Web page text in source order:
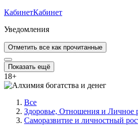
КабинетКабинет
Уведомления
Отметить все как прочитанные
Показать ещё
18+
Все
Здоровье, Отношения и Личное
Саморазвитие и личностный